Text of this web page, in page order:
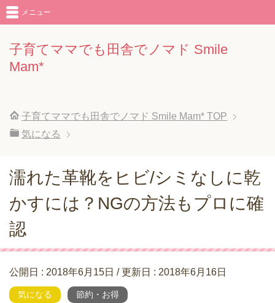
子育てママでも田舎でノマド Smile
Mam*
メニュー
子育てママでも田舎でノマド Smile Mam* TOP
気になる
濡れた革靴をヒビ/シミなしに乾
かすには？NGの方法もプロに確
認
公開日 : 2018年6月15日 / 更新日 : 2018年6月16日
気になる 節約・お得